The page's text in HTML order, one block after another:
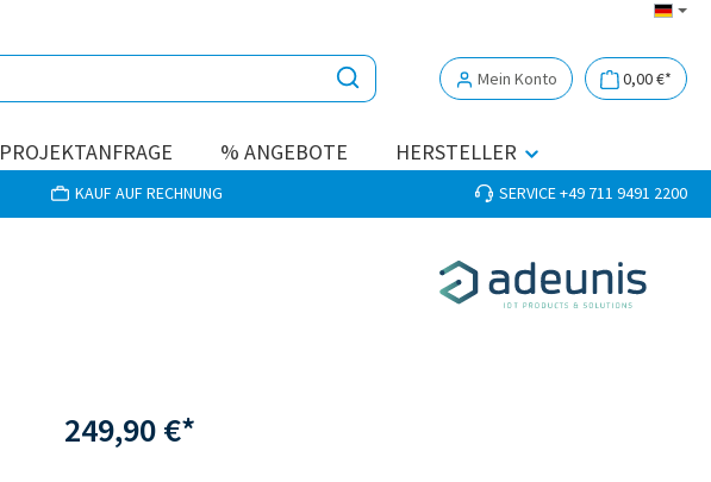
Mein Konto 0,00 €*
PROJEKTANFRAGE % ANGEBOTE HERSTELLER
KAUF AUF RECHNUNG SERVICE +49 711 9491 2200
249,90 €*